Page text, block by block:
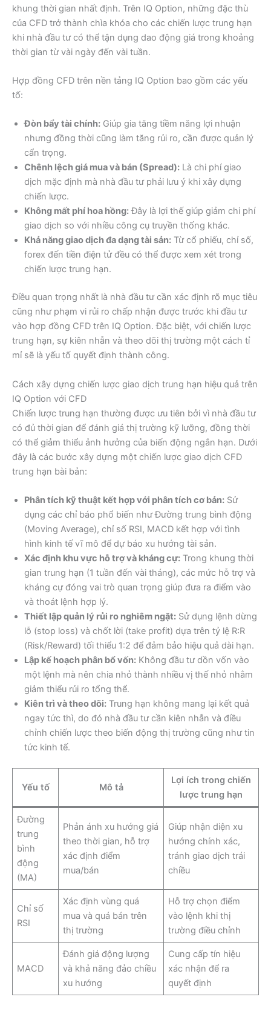
khung thời gian nhất định. Trên IQ Option, những đặc thù
của CFD trở thành chìa khóa cho các chiến lược trung hạn
khi nhà đầu tư có thể tận dụng dao động giá trong khoảng
thời gian từ vài ngày đến vài tuần.
Hợp đồng CFD trên nền tảng IQ Option bao gồm các yếu
tố:
Đòn bẩy tài chính: Giúp gia tăng tiềm năng lợi nhuận
nhưng đồng thời cũng làm tăng rủi ro, cần được quản lý
cẩn trọng.
Chênh lệch giá mua và bán (Spread): Là chi phí giao
dịch mặc định mà nhà đầu tư phải lưu ý khi xây dựng
chiến lược.
Không mất phí hoa hồng:Đây là lợi thế giúp giảm chi phí
giao dịch so với nhiều công cụ truyền thống khác.
Khả năng giao dịch đa dạng tài sản: Từ cổ phiếu, chỉ số,
forex đến tiền điện tử đều có thể được xem xét trong
chiến lược trung hạn.
Điều quan trọng nhất là nhà đầu tư cần xác định rõ mục tiêu
cũng như phạm vi rủi ro chấp nhận được trước khi đầu tư
vào hợp đồng CFD trên IQ Option. Đặc biệt, với chiến lược
trung hạn, sự kiên nhẫn và theo dõi thị trường một cách tỉ
mỉ sẽ là yếu tố quyết định thành công.
Cách xây dựng chiến lược giao dịch trung hạn hiệu quả trên
IQ Option với CFD
Chiến lược trung hạn thường được ưu tiên bởi vì nhà đầu tư
có đủ thời gian để đánh giá thị trường kỹ lưỡng, đồng thời
có thể giảm thiểu ảnh hưởng của biến động ngắn hạn. Dưới
đây là các bước xây dựng một chiến lược giao dịch CFD
trung hạn bài bản:
Phân tích kỹ thuật kết hợp với phân tích cơ bản: Sử
dụng các chỉ báo phổ biến như Đường trung bình động
(Moving Average), chỉ số RSI, MACD kết hợp với tình
hình kinh tế vĩ mô để dự báo xu hướng tài sản.
Xác định khu vực hỗ trợ và kháng cự: Trong khung thời
gian trung hạn (1 tuần đến vài tháng), các mức hỗ trợ và
kháng cự đóng vai trò quan trọng giúp đưa ra điểm vào
và thoát lệnh hợp lý.
Thiết lập quản lý rủi ro nghiêm ngặt: Sử dụng lệnh dừng
lỗ (stop loss) và chốt lời (take profit) dựa trên tỷ lệ R:R
(Risk/Reward) tối thiểu 1:2 để đảm bảo hiệu quả dài hạn.
Lập kế hoạch phân bổ vốn: Không đầu tư dồn vốn vào
một lệnh mà nên chia nhỏ thành nhiều vị thế nhỏ nhằm
giảm thiểu rủi ro tổng thể.
Kiên trì và theo dõi: Trung hạn không mang lại kết quả
ngay tức thì, do đó nhà đầu tư cần kiên nhẫn và điều
chỉnh chiến lược theo biến động thị trường cũng như tin
tức kinh tế.
Yếu tố Mô tả
Lợi ích trong chiến
lược trung hạn
Đường
trung
bình
động
(MA)
Phản ánh xu hướng giá
theo thời gian, hỗ trợ
xác định điểm
mua/bán
Giúp nhận diện xu
hướng chính xác,
tránh giao dịch trái
chiều
Chỉ số
RSI
Xác định vùng quá
mua và quá bán trên
thị trường
Hỗ trợ chọn điểm
vào lệnh khi thị
trường điều chỉnh
MACD
Đánh giá động lượng
và khả năng đảo chiều
xu hướng
Cung cấp tín hiệu
xác nhận để ra
quyết định